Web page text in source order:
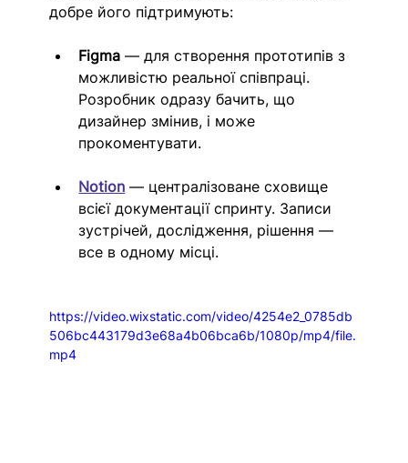
добре його підтримують:
Figma — для створення прототипів з
можливістю реальної співпраці.
Розробник одразу бачить, що
дизайнер змінив, і може
прокоментувати.
Notion — централізоване сховище
всієї документації спринту. Записи
зустрічей, дослідження, рішення —
все в одному місці.
https://video.wixstatic.com/video/4254e2_0785db
506bc443179d3e68a4b06bca6b/1080p/mp4/file.
mp4